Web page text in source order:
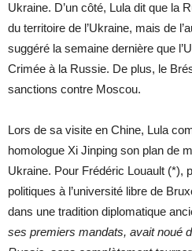
Ukraine. D’un côté, Lula dit que la
du territoire de l’Ukraine, mais de
suggéré la semaine dernière que
Crimée à la Russie. De plus, le
sanctions contre Moscou.
Lors de sa visite en Chine, Lula
homologue Xi Jinping son plan de
Ukraine. Pour Frédéric Louault (*),
politiques à l’université libre de
dans une tradition diplomatique
ses premiers mandats, avait noué